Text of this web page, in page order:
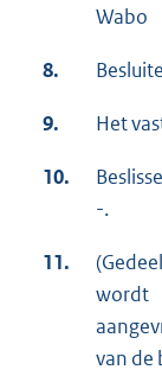
Wabo
8.
9. Het
10.
-.
11.
wordt
van de